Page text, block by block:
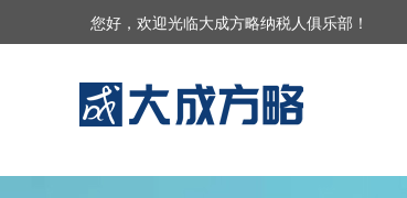
您好，欢迎光临大成方略纳税人俱乐部！